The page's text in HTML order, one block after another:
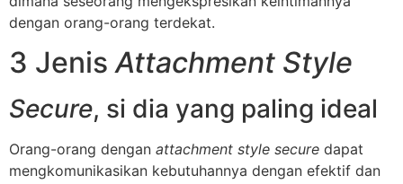
dengan orang-orang terdekat.
3 JenisAttachment Style
Secure, si dia yang paling ideal
Orang-orang dengan attachment style secure dapat
mengkomunikasikan kebutuhannya dengan efektif dan